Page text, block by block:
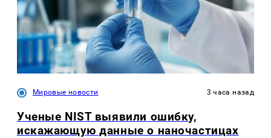
Мировые новости 3 часа назад
Ученые NIST выявили ошибку,
искажающую данные о наночастицах